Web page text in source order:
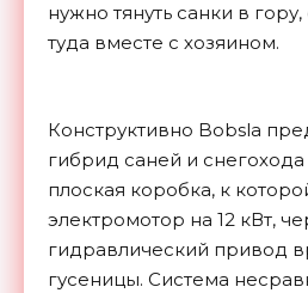
нужно тянуть санки в
туда вместе с хозяином.
Конструктивно Bobsla
гибрид саней и снегохода
плоская коробка, к
электромотор на 12 кВт,
гидравлический привод
гусеницы. Система